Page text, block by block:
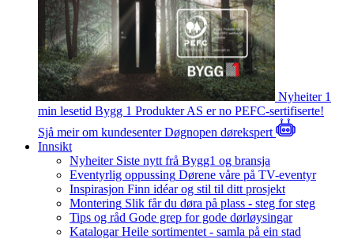
Nyheiter 1
min lesetid Bygg 1 Produkter AS er no PEFC-sertifiserte!
Sjå meir om kundesenterDøgnopen dørekspert
Innsikt
Nyheiter Siste nytt frå Bygg1 og bransja
Eventyrlig oppussing Dørene våre på TV-eventyr
Inspirasjon Finn idéar og stil til ditt prosjekt
Montering Slik får du døra på plass - steg for steg
Tips og råd Gode grep for gode dørløysingar
Katalogar Heile sortimentet - samla på ein stad